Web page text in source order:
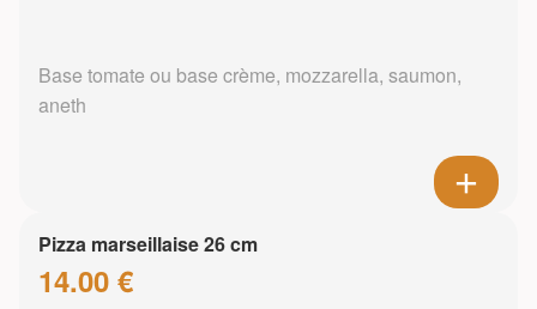
Base tomate ou base crème, mozzarella, saumon,
aneth
Pizza marseillaise 26 cm
14.00 €